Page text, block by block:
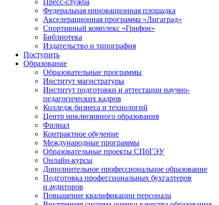
Пресс-служба
Федеральная инновационная площадка
Акселерационная программа «Лигаград»­­
Спортивный комплекс «Грифон»
Библиотека
Издательство и типография
Поступить
Образование
Образовательные программы
Институт магистратуры
Институт подготовки и аттестации научно-
педагогических кадров
Колледж бизнеса и технологий
Центр инклюзивного образования
Филиал
Контрактное обучение
Международные программы
Образовательные проекты СПбГЭУ
Онлайн-курсы
Дополнительное профессиональное образование
Подготовка профессиональных бухгалтеров
и аудиторов
Повышение квалификации персонала